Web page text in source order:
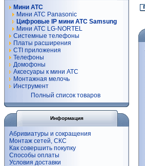
Мини АТС
Мини АТС Panasonic
Цифровые IP мини АТС Samsung
Мини АТС LG-NORTEL
Системные телефоны
Платы расширения
CTI приложения
Телефоны
Домофоны
Аксесуары к мини АТС
Монтажная мелочь
Инструмент
Полный список товаров
Информация
Абривиатуры и сокращения
Монтаж сетей, СКС
Как совершить покупку
Способы оплаты
Условия доставки